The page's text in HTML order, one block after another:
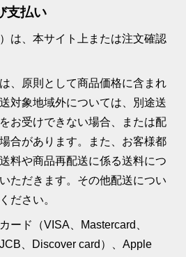
支払い
は、本サイト上または注文確認
、原則として商品価格に含まれ
対象地域外については、別途送
お受けできない場合、または配
合があります。また、お客様都
料や商品再配送に係る送料につ
ただきます。その他配送につい
ださい。
ード（VISA、Mastercard、
、Discover card）、Apple